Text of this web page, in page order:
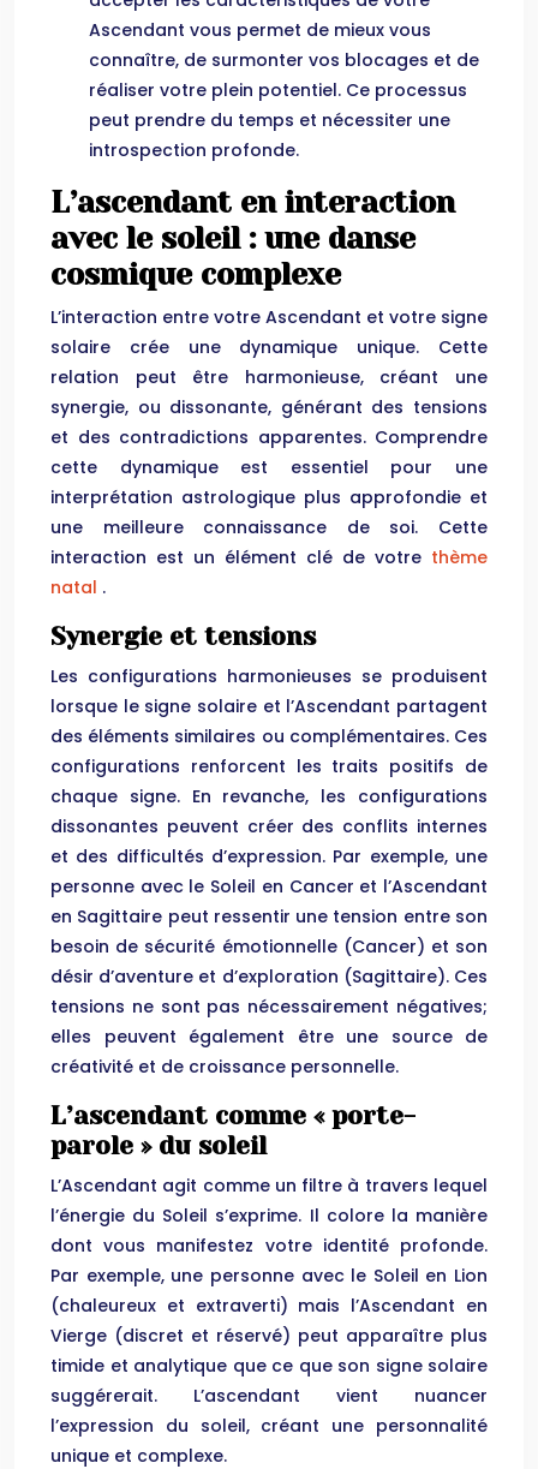
Ascendant vous permet de mieux vous
connaître, de surmonter vos blocages et de
réaliser votre plein potentiel. Ce processus
peut prendre du temps et nécessiter une
introspection profonde.
L’ascendant en interaction
avec le soleil : une danse
cosmique complexe
L’interaction entre votre Ascendant et votre signe
solaire crée une dynamique unique. Cette
relation peut être harmonieuse, créant une
synergie, ou dissonante, générant des tensions
et des contradictions apparentes. Comprendre
cette dynamique est essentiel pour une
interprétation astrologique plus approfondie et
une meilleure connaissance de soi. Cette
interaction est un élément clé de votre thème
natal .
Synergie et tensions
Les configurations harmonieuses se produisent
lorsque le signe solaire et l’Ascendant partagent
des éléments similaires ou complémentaires. Ces
configurations renforcent les traits positifs de
chaque signe. En revanche, les configurations
dissonantes peuvent créer des conflits internes
et des difficultés d’expression. Par exemple, une
personne avec le Soleil en Cancer et l’Ascendant
en Sagittaire peut ressentir une tension entre son
besoin de sécurité émotionnelle (Cancer) et son
désir d’aventure et d’exploration (Sagittaire). Ces
tensions ne sont pas nécessairement négatives;
elles peuvent également être une source de
créativité et de croissance personnelle.
L’ascendant comme « porte-
parole » du soleil
L’Ascendant agit comme un filtre à travers lequel
l’énergie du Soleil s’exprime. Il colore la manière
dont vous manifestez votre identité profonde.
Par exemple, une personne avec le Soleil en Lion
(chaleureux et extraverti) mais l’Ascendant en
Vierge (discret et réservé) peut apparaître plus
timide et analytique que ce que son signe solaire
suggérerait. L’ascendant vient nuancer
l’expression du soleil, créant une personnalité
unique et complexe.